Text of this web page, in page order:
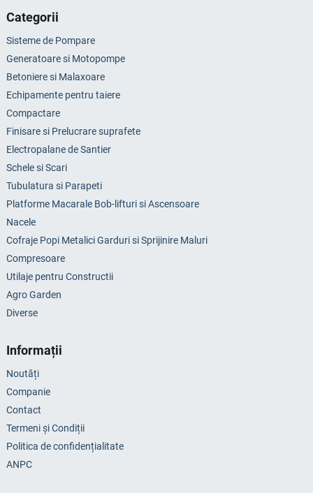
Categorii
Sisteme de Pompare
Generatoare si Motopompe
Betoniere si Malaxoare
Echipamente pentru taiere
Compactare
Finisare si Prelucrare suprafete
Electropalane de Santier
Schele si Scari
Tubulatura si Parapeti
Platforme Macarale Bob-lifturi si Ascensoare
Nacele
Cofraje Popi Metalici Garduri si Sprijinire Maluri
Compresoare
Utilaje pentru Constructii
Agro Garden
Diverse
Informații
Noutăți
Companie
Contact
Termeni și Condiții
Politica de confidențialitate
ANPC